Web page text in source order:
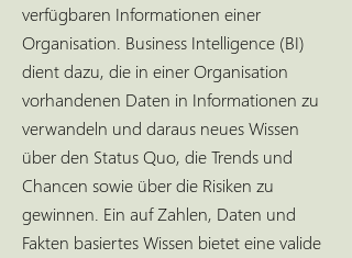
verfügbaren Informationen einer
Organisation. Business Intelligence (BI)
dient dazu, die in einer Organisation
vorhandenen Daten in Informationen zu
verwandeln und daraus neues Wissen
über den Status Quo, die Trends und
Chancen sowie über die Risiken zu
gewinnen. Ein auf Zahlen, Daten und
Fakten basiertes Wissen bietet eine valide